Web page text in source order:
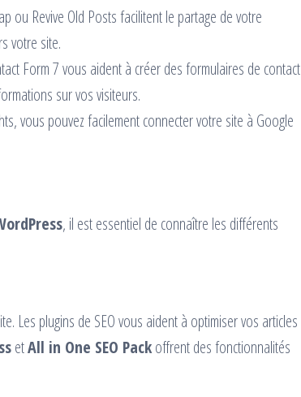
ou Revive Old Posts facilitent le partage de votre
votre site.
Form 7 vous aident à créer des formulaires de contact
sur vos visiteurs.
vous pouvez facilement connecter votre site à Google
, il est essentiel de connaître les différents
Les plugins de SEO vous aident à optimiser vos articles
etAll in One SEO Packoffrent des fonctionnalités